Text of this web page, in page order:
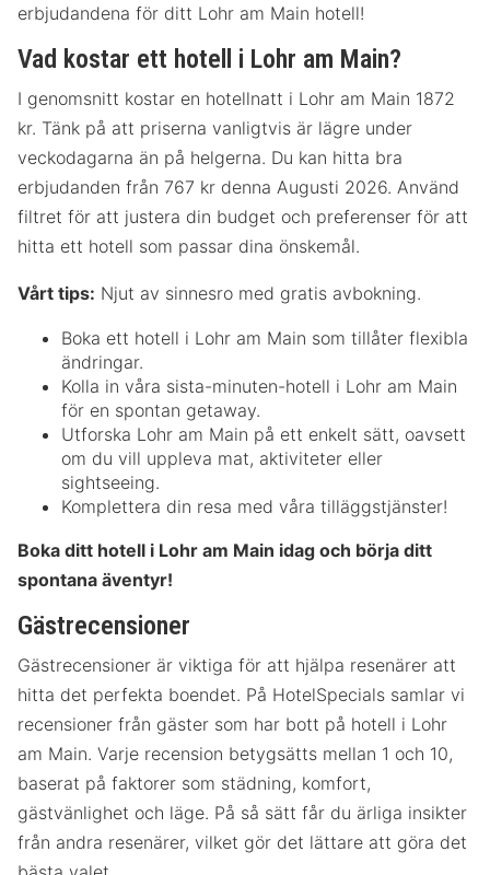
erbjudandena för ditt Lohr am Main hotell!
Vad kostar ett hotell i Lohr am Main?
I genomsnitt kostar en hotellnatt i Lohr am Main 1872
kr. Tänk på att priserna vanligtvis är lägre under
veckodagarna än på helgerna. Du kan hitta bra
erbjudanden från 767 kr denna Augusti 2026. Använd
filtret för att justera din budget och preferenser för att
hitta ett hotell som passar dina önskemål.
Vårt tips: Njut av sinnesro med gratis avbokning.
Boka ett hotell i Lohr am Main som tillåter flexibla
ändringar.
Kolla in våra sista-minuten-hotell i Lohr am Main
för en spontan getaway.
Utforska Lohr am Main på ett enkelt sätt, oavsett
om du vill uppleva mat, aktiviteter eller
sightseeing.
Komplettera din resa med våra tilläggstjänster!
Boka ditt hotell i Lohr am Main idag och börja ditt
spontana äventyr!
Gästrecensioner
Gästrecensioner är viktiga för att hjälpa resenärer att
hitta det perfekta boendet. På HotelSpecials samlar vi
recensioner från gäster som har bott på hotell i Lohr
am Main. Varje recension betygsätts mellan 1 och 10,
baserat på faktorer som städning, komfort,
gästvänlighet och läge. På så sätt får du ärliga insikter
från andra resenärer, vilket gör det lättare att göra det